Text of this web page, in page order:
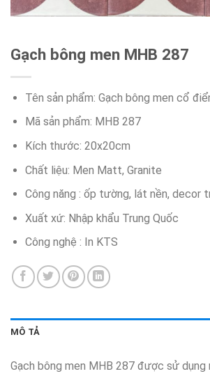
Gạch bông men MHB 287
Tên sản phẩm: Gạch bông men cổ
Mã sản phẩm: MHB 287
Kích thước: 20x20cm
Chất liệu: Men Matt, Granite
Công năng : ốp tường, lát nền, decor
Xuất xứ: Nhập khẩu Trung Quốc
Công nghệ : In KTS
MÔ TẢ
Gạch bông men MHB 287 được sử dụng